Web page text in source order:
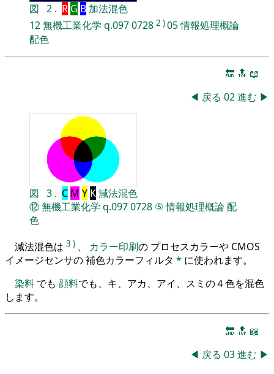
図 2 . R G B加法混色
12無機工業化学 q.0970728 2 )05情報処理概論
配色
🔚 🔝 📖
◀ 戻る 02進む ▶
図 3 . C M Y K減法混色
⑫無機工業化学 q.0970728 ⑤情報処理概論配
色
減法混色は 3 ) 、 カラー印刷の プロセスカラーや CMOS
イメージセンサの 補色カラーフィルタ * に使われます。
染料 でも 顔料でも、キ、アカ、アイ、スミの４色を混色
します。
🔚 🔝 📖
◀ 戻る 03進む ▶